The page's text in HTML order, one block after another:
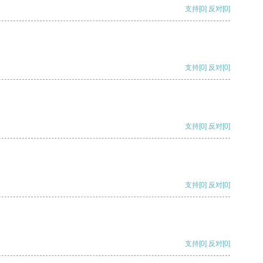
支持[0] 反对[0]
支持[0] 反对[0]
支持[0] 反对[0]
支持[0] 反对[0]
支持[0] 反对[0]